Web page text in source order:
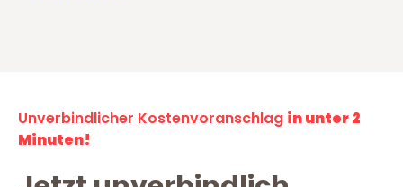
Unverbindlicher Kostenvoranschlag in unter 2
Minuten!